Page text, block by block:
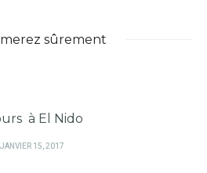
sûrement
à El Nido
PUBLIÉ
JANVIER 15, 2017